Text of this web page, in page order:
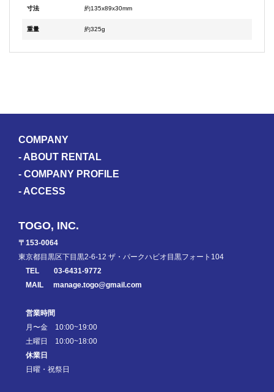
寸法 約135x89x30mm
重量 約325g
COMPANY
- ABOUT RENTAL
- COMPANY PROFILE
- ACCESS
TOGO, INC.
〒153-0064
東京都目黒区下目黒2-6-12 ザ・パークハビオ目黒フォート104
TEL 03-6431-9772
MAIL
manage.togo@gmail.com
営業時間
月〜金 10:00~19:00
土曜日 10:00~18:00
休業日
日曜・祝祭日